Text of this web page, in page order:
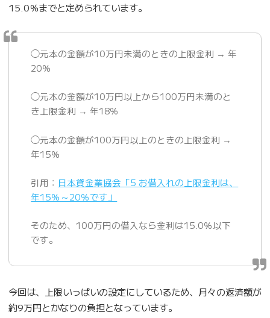
15.0％までと定められています。
◯元本の金額が10万円未満のときの上限金利 → 年
20％
◯元本の金額が10万円以上から100万円未満のと
き上限金利 → 年18％
◯元本の金額が100万円以上のときの上限金利 →
年15％
引用： 日本貸金業協会「5 お借入れの上限金利は、
年15％～20％です」
そのため、100万円の借入なら金利は15.0％以下
です。
今回は、上限いっぱいの設定にしているため、月々の返済額が
約9万円とかなりの負担となっています。